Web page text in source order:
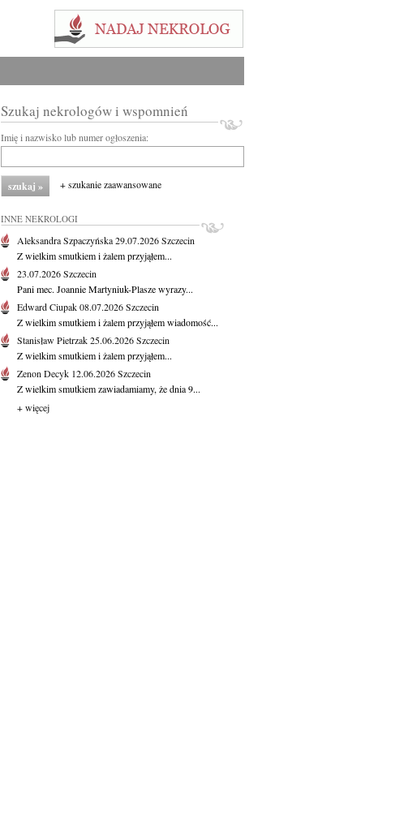
Szukaj nekrologów i wspomnień
Imię i nazwisko lub numer ogłoszenia:
+ szukanie zaawansowane
INNE NEKROLOGI
Aleksandra Szpaczyńska29.07.2026Szczecin
Z wielkim smutkiem i żalem przyjąłem...
23.07.2026Szczecin
Pani mec. Joannie Martyniuk-Plasze wyrazy...
Edward Ciupak08.07.2026Szczecin
Z wielkim smutkiem i żalem przyjąłem wiadomość...
Stanisław Pietrzak25.06.2026Szczecin
Z wielkim smutkiem i żalem przyjąłem...
Zenon Decyk 12.06.2026Szczecin
Z wielkim smutkiem zawiadamiamy, że dnia 9...
+ więcej